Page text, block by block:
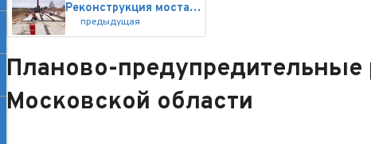
Реконструкция моста через реку
предыдущая
Планово-предупредительные
Московской области